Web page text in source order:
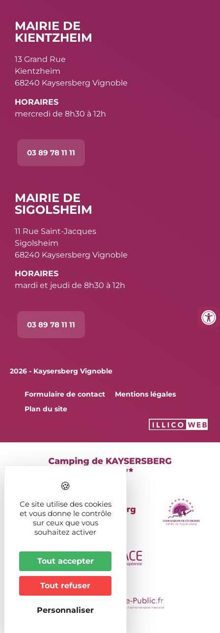
MAIRIE DE
KIENTZHEIM
13 Grand Rue
Kientzheim
68240 Kaysersberg Vignoble
HORAIRES
mercredi de 8h30 à 12h
03 89 78 11 11
MAIRIE DE
SIGOLSHEIM
11 Rue Saint-Jacques
Sigolsheim
68240 Kaysersberg Vignoble
HORAIRES
mardi et jeudi de 8h30 à 12h
03 89 78 11 11
2026 - Kaysersberg Vignoble
Formulaire de contact
Mentions légales
Plan du site
Ce site utilise des cookies
et vous donne le contrôle
sur ceux que vous
souhaitez activer
Tout accepter
Tout refuser
Personnaliser